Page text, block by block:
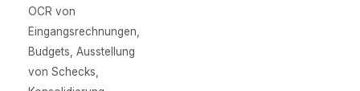
OCR von
Eingangsrechnungen,
Budgets, Ausstellung
von Schecks,